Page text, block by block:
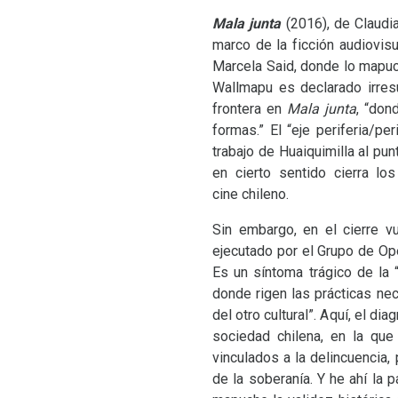
Mala junta(2016), de
marco de la ficción
Marcela Said, donde lo
Wallmapu es declarado
frontera en Mala junta,
formas.” El “eje periferia/
trabajo de Huaiquimilla al
en cierto sentido cierra
cine chileno.
Sin embargo, en el cierre
ejecutado por el Grupo de
Es un síntoma trágico de la
donde rigen las prácticas
del otro cultural”. Aquí, el
sociedad chilena, en la
vinculados a la
de la soberanía. Y he ahí la